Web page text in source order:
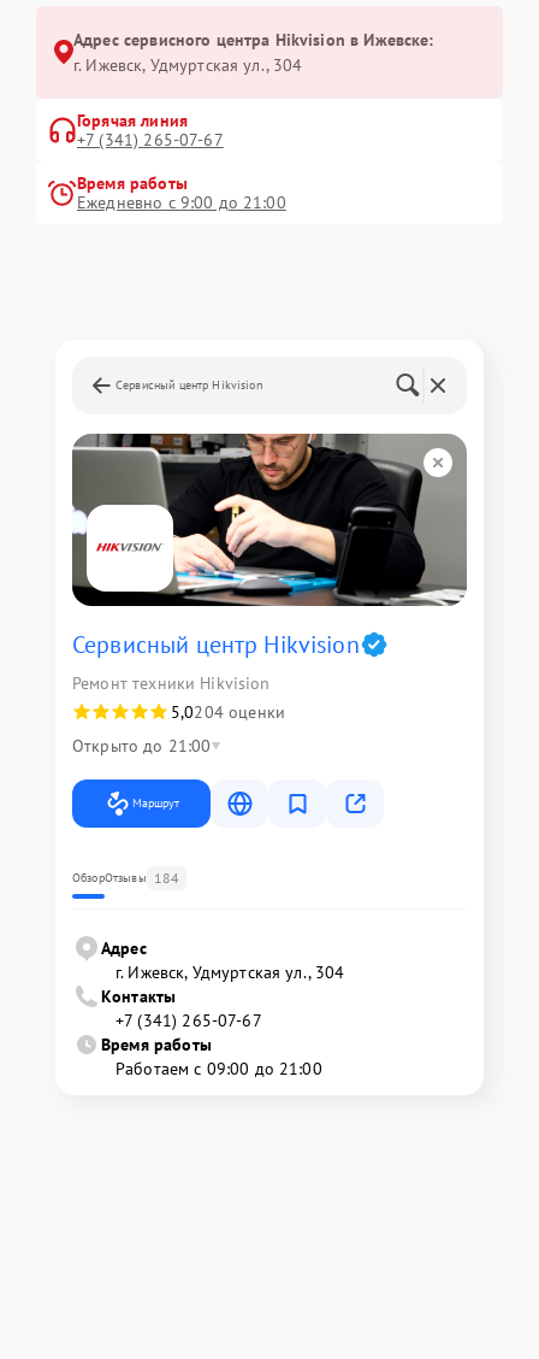
Адрес сервисного центра Hikvision в Ижевске:
г. Ижевск, Удмуртская ул., 304
Горячая линия
+7 (341) 265-07-67
Время работы
Ежедневно с 9:00 до 21:00
Сервисный центр Hikvision
Сервисный центр Hikvision
Ремонт техники Hikvision
5,0204 оценки
Открыто до 21:00
Маршрут
ОбзорОтзывы 184
Адрес
г. Ижевск, Удмуртская ул., 304
Контакты
+7 (341) 265-07-67
Время работы
Работаем с 09:00 до 21:00